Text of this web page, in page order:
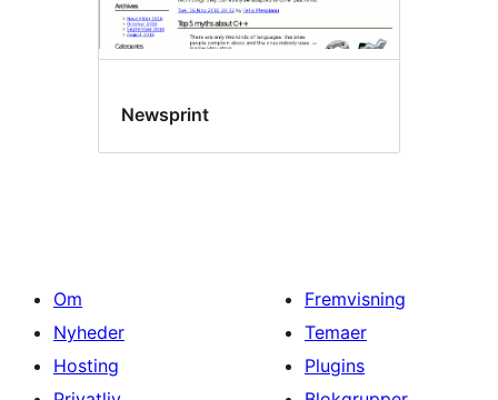
Newsprint
Om
Nyheder
Hosting
Fremvisning
Temaer
Plugins